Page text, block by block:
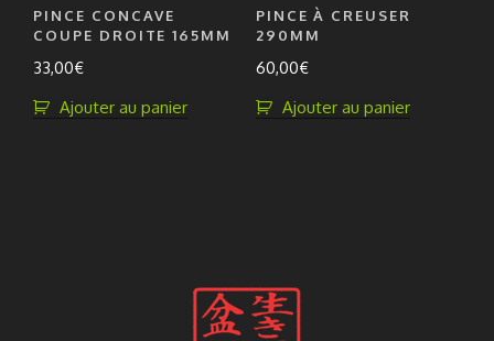
PINCE CONCAVE
COUPE DROITE 165MM
33,00€
Ajouter au panier
PINCE À CREUSER
290MM
60,00€
Ajouter au panier